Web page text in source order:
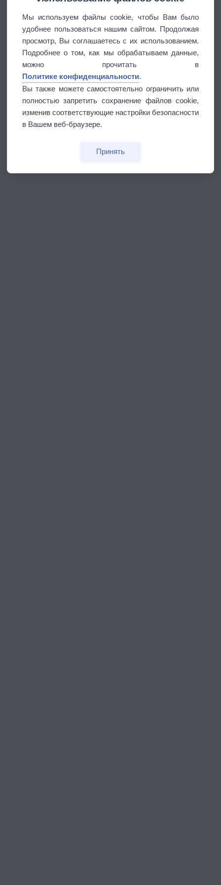
Мы используем файлы cookie, чтобы Вам было
удобнее пользоваться нашим сайтом. Продолжая
просмотр, Вы соглашаетесь с их использованием.
Подробнее о том, как мы обрабатываем данные,
можно прочитать в
Политике конфиденциальности.
Вы также можете самостоятельно ограничить или
полностью запретить сохранение файлов cookie,
изменив соответствующие настройки безопасности
в Вашем веб-браузере.
Принять